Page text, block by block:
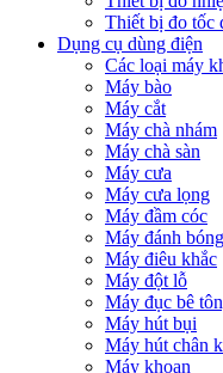
Thiết bị đo tốc
Dụng cụ dùng điện
Các loại máy
Máy bào
Máy cắt
Máy chà nhám
Máy chà sàn
Máy cưa
Máy cưa lọng
Máy đầm cóc
Máy đánh bóng
Máy điêu khắc
Máy đột lỗ
Máy đục bê
Máy hút bụi
Máy hút chân
Máy khoan